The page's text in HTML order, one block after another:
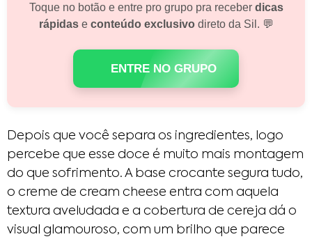
Toque no botão e entre pro grupo pra receber dicas
rápidase conteúdo exclusivodireto da Sil. 💬
ENTRE NO GRUPO
Depois que você separa os ingredientes, logo
percebe que esse doce é muito mais montagem
do que sofrimento. A base crocante segura tudo,
o creme de cream cheese entra com aquela
textura aveludada e a cobertura de cereja dá o
visual glamouroso, com um brilho que parece